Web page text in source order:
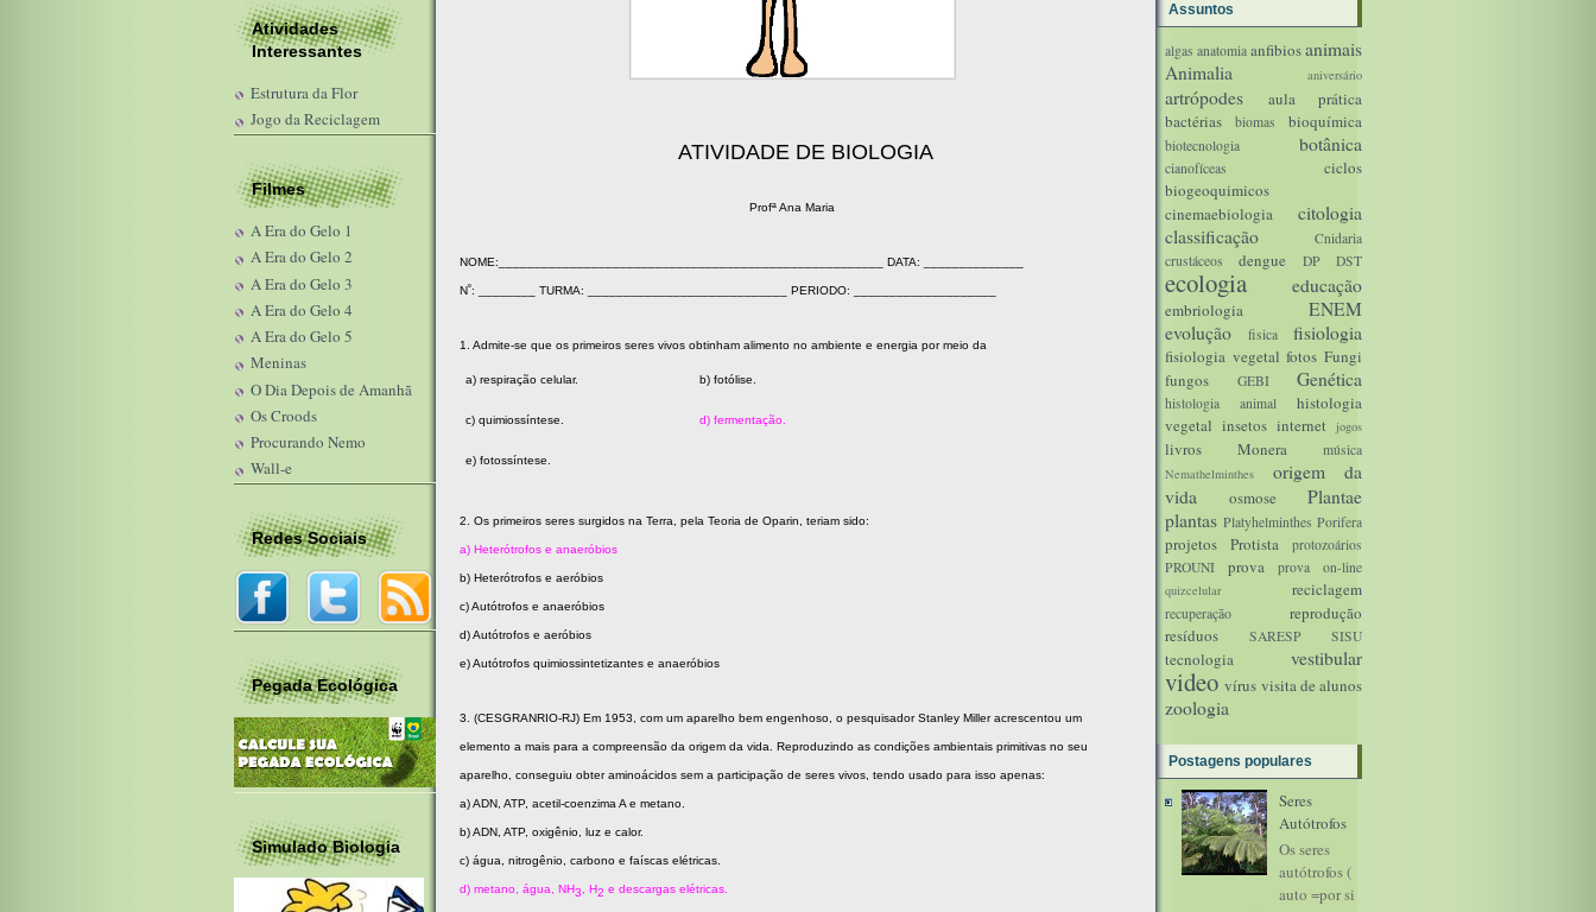
Atividades
Interessantes
Estrutura da Flor
Jogo da Reciclagem
Filmes
A Era do Gelo 1
A Era do Gelo 2
A Era do Gelo 3
A Era do Gelo 4
A Era do Gelo 5
Meninas
O Dia Depois de Amanhã
Os Croods
Procurando Nemo
Wall-e
Redes Sociais
Pegada Ecológica
Simulado Biologia
ATIVIDADE DE BIOLOGIA
Profª Ana Maria
NOME:______________________________________________________ DATA: ______________
N˚: ________ TURMA: ____________________________ PERIODO: ____________________
1. Admite-se que os primeiros seres vivos obtinham alimento no ambiente e energia por meio da
a) respiração celular. b) fotólise.
c) quimiossíntese. d) fermentação.
e) fotossíntese.
2. Os primeiros seres surgidos na Terra, pela Teoria de Oparin, teriam sido:
a) Heterótrofos e anaeróbios
b) Heterótrofos e aeróbios
c) Autótrofos e anaeróbios
d) Autótrofos e aeróbios
e) Autótrofos quimiossintetizantes e anaeróbios
3. (CESGRANRIO-RJ) Em 1953, com um aparelho bem engenhoso, o pesquisador Stanley Miller acrescentou um
elemento a mais para a compreensão da origem da vida. Reproduzindo as condições ambientais primitivas no seu
aparelho, conseguiu obter aminoácidos sem a participação de seres vivos, tendo usado para isso apenas:
a) ADN, ATP, acetil-coenzima A e metano.
b) ADN, ATP, oxigênio, luz e calor.
c) água, nitrogênio, carbono e faíscas elétricas.
d) metano, água, NH3 , H2 e descargas elétricas.
Assuntos
algas anatomia anfibiosanimais
Animalia
aniversário
artrópodes
aula prática
bactérias
biomas bioquímica
biotecnologia botânica
cianofíceas
ciclos
biogeoquimicos
cinemaebiologia
citologia
classificação
Cnidaria
crustáceos
dengue DP DST
ecologia educação
embriologia
ENEM
evolução
fisica fisiologia
fisiologia vegetal fotos Fungi
fungos
GEBI Genética
histologia animal
histologia
vegetal insetos internet jogos
livros Monera música
Nemathelminthes
origem da
vida
osmose
Plantae
plantas Platyhelminthes Porifera
projetos Protista
protozoários
PROUNI
prova prova on-line
quizcelular reciclagem
recuperação
reprodução
resíduos
SARESP SISU
tecnologia vestibular
video vírus visita de alunos
zoologia
Postagens populares
Seres
Autótrofos
Os seres
autótrofos (
auto =por si